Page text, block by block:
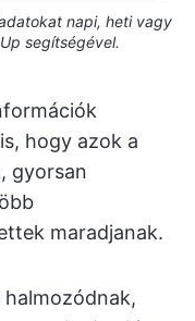
napi, heti vagy
segítségével.
hogy azok a
gyorsan
maradjanak.